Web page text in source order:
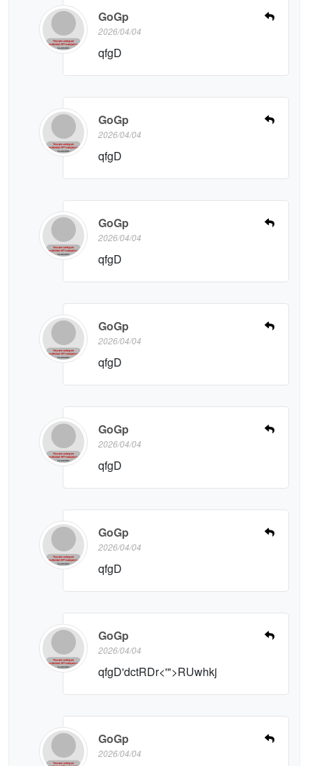
GoGp
2026/04/04
qfgD
GoGp
2026/04/04
qfgD
GoGp
2026/04/04
qfgD
GoGp
2026/04/04
qfgD
GoGp
2026/04/04
qfgD
GoGp
2026/04/04
qfgD
GoGp
2026/04/04
qfgD'dctRDr<'">RUwhkj
GoGp
2026/04/04